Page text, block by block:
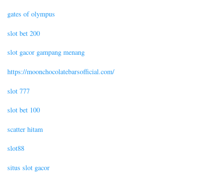
gates of olympus
slot bet 200
slot gacor gampang menang
https://moonchocolatebarsofficial.com/
slot 777
slot bet 100
scatter hitam
slot88
situs slot gacor